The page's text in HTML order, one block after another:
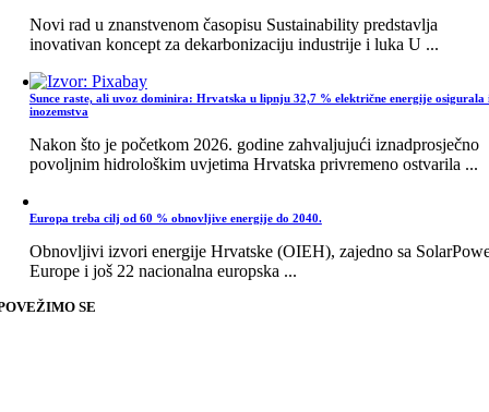
Novi rad u znanstvenom časopisu Sustainability predstavlja
inovativan koncept za dekarbonizaciju industrije i luka U ...
Sunce raste, ali uvoz dominira: Hrvatska u lipnju 32,7 % električne energije osigurala
inozemstva
Nakon što je početkom 2026. godine zahvaljujući iznadprosječno
povoljnim hidrološkim uvjetima Hrvatska privremeno ostvarila ...
Europa treba cilj od 60 % obnovljive energije do 2040.
Obnovljivi izvori energije Hrvatske (OIEH), zajedno sa
Europe i još 22 nacionalna europska ...
SE